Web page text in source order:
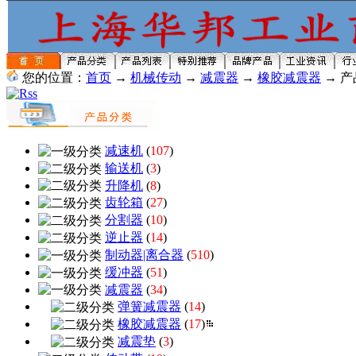
您的位置： 首页 → 机械传动 → 减震器 → 橡胶减震器 → 产
减速机 (107)
输送机 (3)
升降机 (8)
齿轮箱 (27)
分割器 (10)
逆止器 (14)
制动器|离合器 (510)
缓冲器 (51)
减震器 (34)
弹簧减震器 (14)
橡胶减震器 (17)
减震垫 (3)